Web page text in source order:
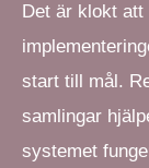
Det är klokt att
start till mål.
samlingar
systemet